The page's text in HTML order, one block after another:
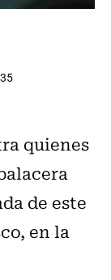
quienes
de este
en la